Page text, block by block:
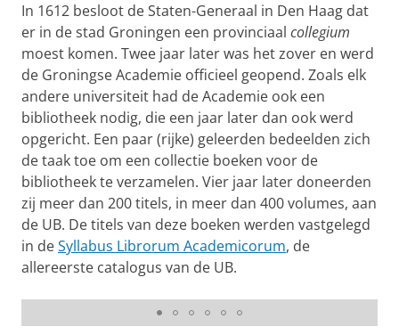
In 1612 besloot de Staten-Generaal in Den Haag dat
er in de stad Groningen een provinciaal collegium
moest komen. Twee jaar later was het zover en werd
de Groningse Academie officieel geopend. Zoals elk
andere universiteit had de Academie ook een
bibliotheek nodig, die een jaar later dan ook werd
opgericht. Een paar (rijke) geleerden bedeelden zich
de taak toe om een collectie boeken voor de
bibliotheek te verzamelen. Vier jaar later doneerden
zij meer dan 200 titels, in meer dan 400 volumes, aan
de UB. De titels van deze boeken werden vastgelegd
in deSyllabus Librorum Academicorum, de
allereerste catalogus van de UB.
Nicolaus Mulerius (1654-1630), docent in de genees- en
wiskunde, werd de eerste bibliothecaris van de